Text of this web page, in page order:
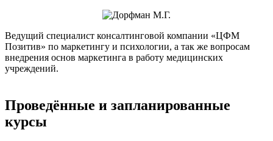
Ведущий специалист консалтинговой компании «ЦФМ
Позитив» по маркетингу и психологии, а так же вопросам
внедрения основ маркетинга в работу медицинских
учреждений.
Проведённые и запланированные
курсы